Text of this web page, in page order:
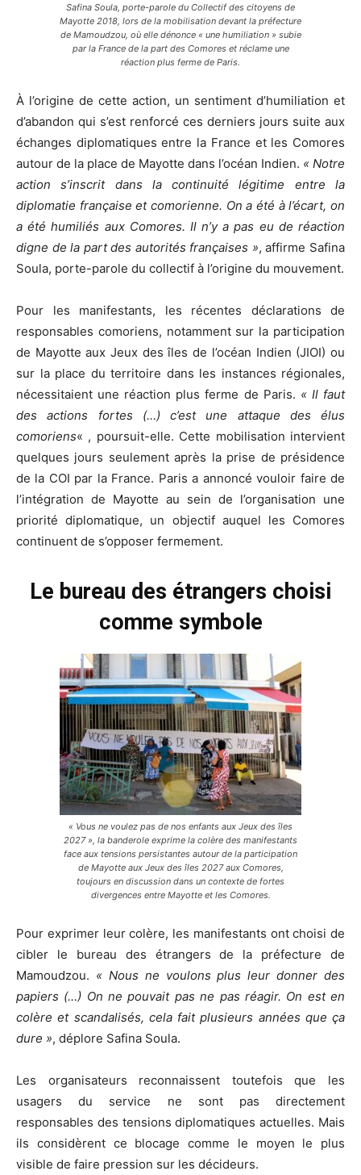
Safina Soula, porte-parole du Collectif des citoyens de
Mayotte 2018, lors de la mobilisation devant la préfecture
de Mamoudzou, où elle dénonce « une humiliation » subie
par la France de la part des Comores et réclame une
réaction plus ferme de Paris.
À l’origine de cette action, un sentiment d’humiliation et
d’abandon qui s’est renforcé ces derniers jours suite aux
échanges diplomatiques entre la France et les Comores
autour de la place de Mayotte dans l’océan Indien. « Notre
action s’inscrit dans la continuité légitime entre la
diplomatie française et comorienne. On a été à l’écart, on
a été humiliés aux Comores. Il n’y a pas eu de réaction
digne de la part des autorités françaises », affirme Safina
Soula, porte-parole du collectif à l’origine du mouvement.
Pour les manifestants, les récentes déclarations de
responsables comoriens, notamment sur la participation
de Mayotte aux Jeux des îles de l’océan Indien (JIOI) ou
sur la place du territoire dans les instances régionales,
nécessitaient une réaction plus ferme de Paris. « Il faut
des actions fortes (…) c’est une attaque des élus
comoriens« , poursuit-elle. Cette mobilisation intervient
quelques jours seulement après la prise de présidence
de la COI par la France. Paris a annoncé vouloir faire de
l’intégration de Mayotte au sein de l’organisation une
priorité diplomatique, un objectif auquel les Comores
continuent de s’opposer fermement.
Le bureau des étrangers choisi
comme symbole
« Vous ne voulez pas de nos enfants aux Jeux des îles
2027 », la banderole exprime la colère des manifestants
face aux tensions persistantes autour de la participation
de Mayotte aux Jeux des îles 2027 aux Comores,
toujours en discussion dans un contexte de fortes
divergences entre Mayotte et les Comores.
Pour exprimer leur colère, les manifestants ont choisi de
cibler le bureau des étrangers de la préfecture de
Mamoudzou. « Nous ne voulons plus leur donner des
papiers (…) On ne pouvait pas ne pas réagir. On est en
colère et scandalisés, cela fait plusieurs années que ça
dure », déplore Safina Soula.
Les organisateurs reconnaissent toutefois que les
usagers du service ne sont pas directement
responsables des tensions diplomatiques actuelles. Mais
ils considèrent ce blocage comme le moyen le plus
visible de faire pression sur les décideurs.